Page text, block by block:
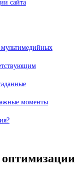
сайта
моменты